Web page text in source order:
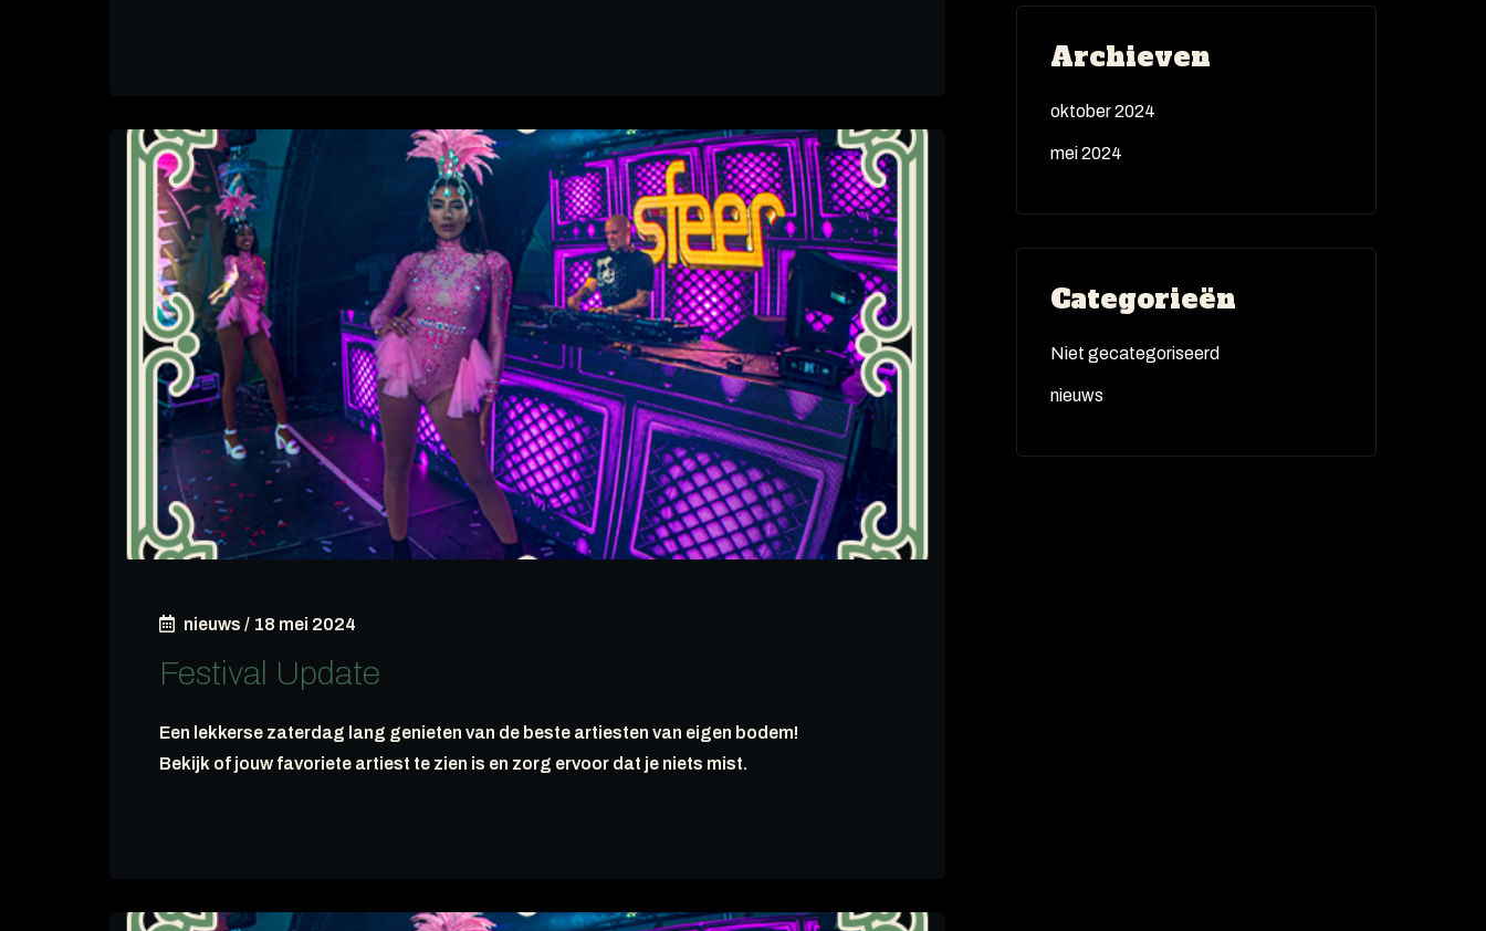
nieuws / 18 mei 2024
Festival Update
Een lekkerse zaterdag lang genieten van de beste artiesten van eigen bodem!
Bekijk of jouw favoriete artiest te zien is en zorg ervoor dat je niets mist.
Archieven
oktober 2024
mei 2024
Categorieën
Niet gecategoriseerd
nieuws